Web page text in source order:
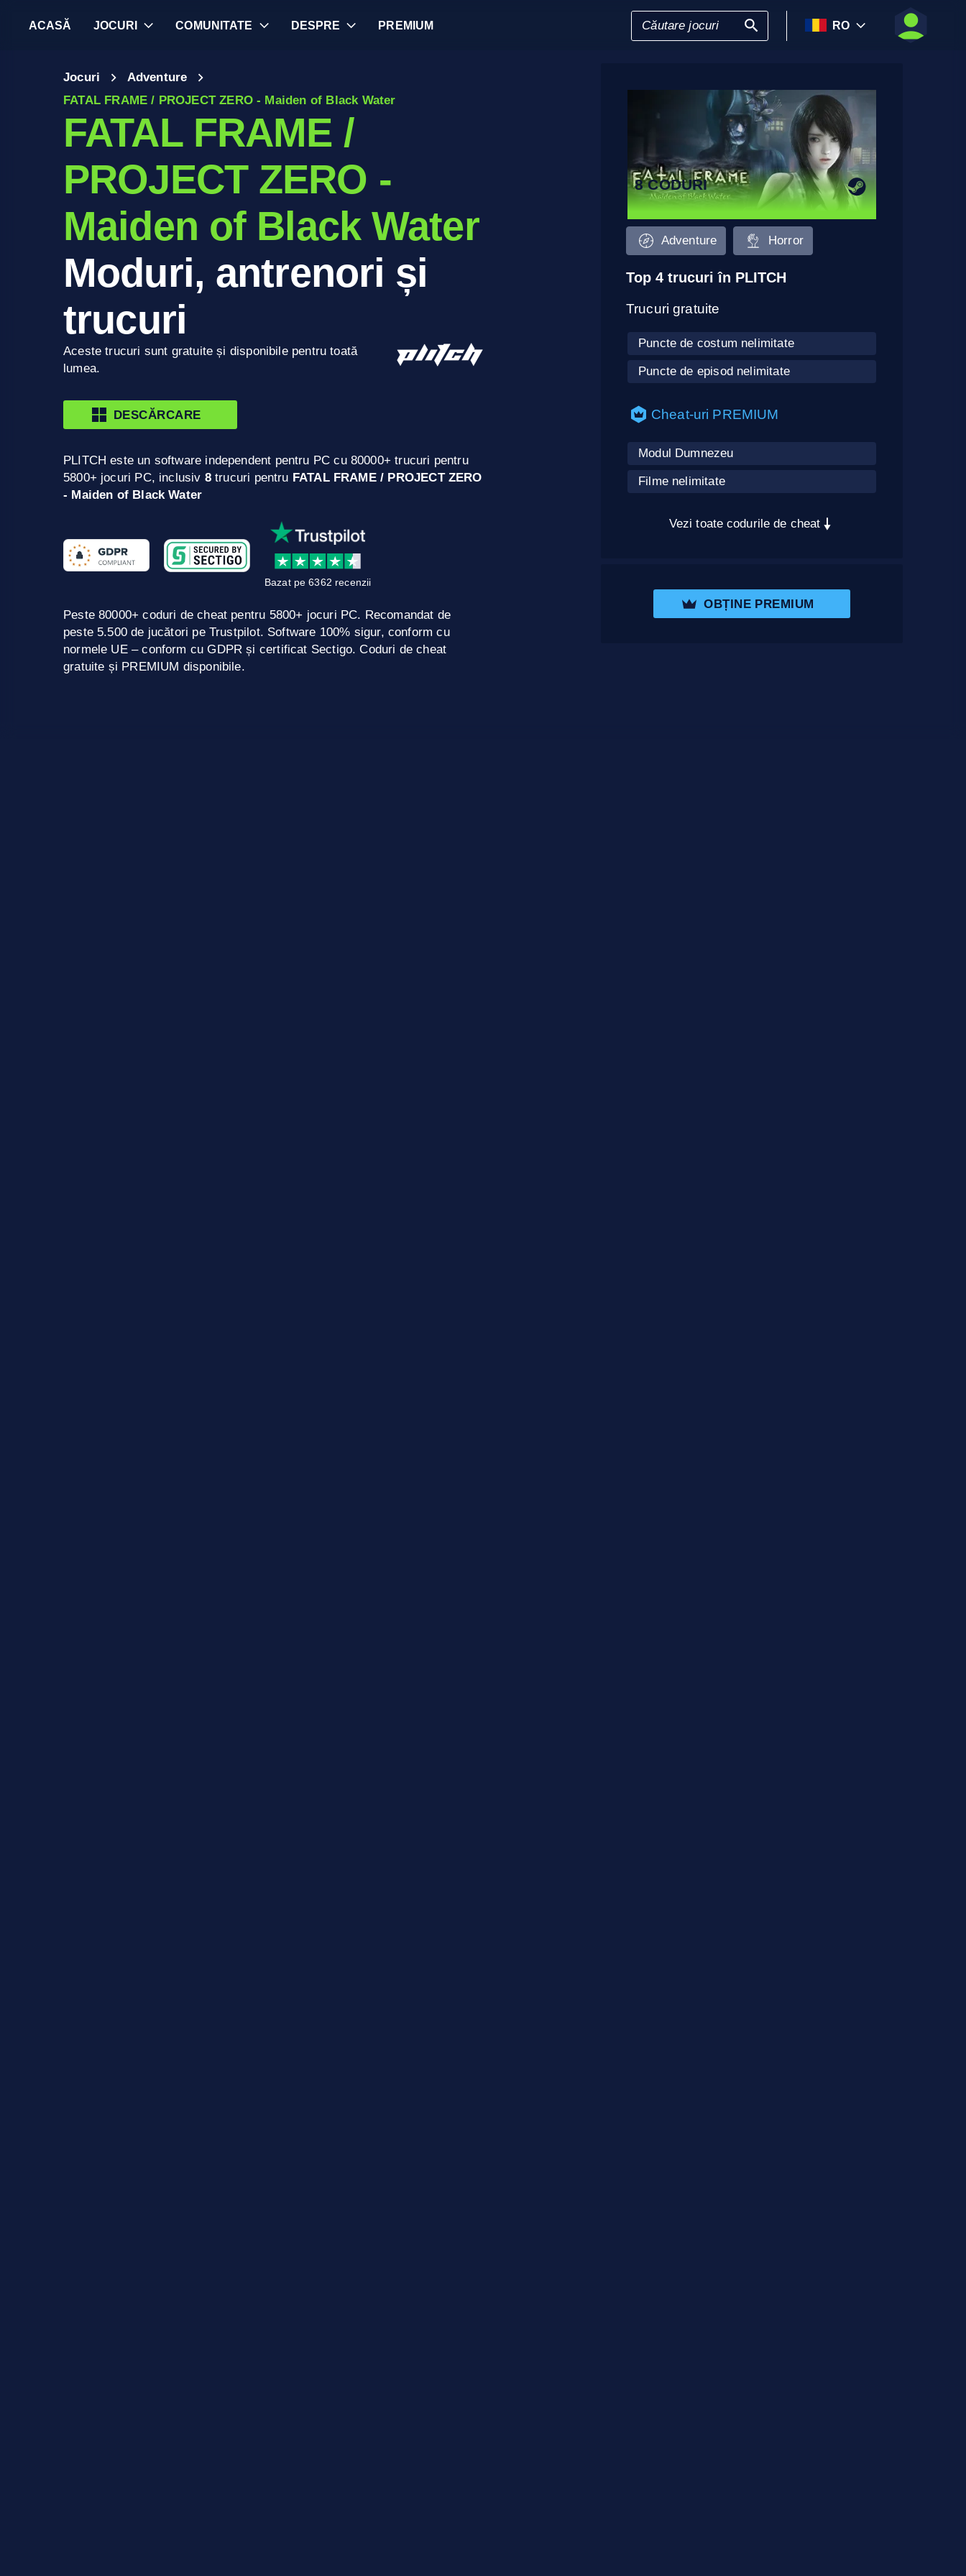
ACASĂ JOCURI COMUNITATE DESPRE PREMIUM RO
Jocuri
Adventure
FATAL FRAME / PROJECT ZERO - Maiden of Black Water
FATAL FRAME /
PROJECT ZERO -
Maiden of Black Water
Moduri, antrenori și
trucuri
Aceste trucuri sunt gratuite și disponibile pentru toată
lumea.
DESCĂRCARE
PLITCH este un software independent pentru PC cu 80000+ trucuri pentru
5800+ jocuri PC, inclusiv 8trucuri pentru FATAL FRAME / PROJECT ZERO
- Maiden of Black Water
Bazat pe 6362 recenzii
Peste 80000+ coduri de cheat pentru 5800+ jocuri PC. Recomandat de
peste 5.500 de jucători pe Trustpilot. Software 100% sigur, conform cu
normele UE – conform cu GDPR și certificat Sectigo. Coduri de cheat
gratuite și PREMIUM disponibile.
8 CODURI
Adventure Horror
Top 4 trucuri în PLITCH
Trucuri gratuite
Puncte de costum nelimitate
Puncte de episod nelimitate
Cheat-uri PREMIUM
Modul Dumnezeu
Filme nelimitate
Vezi toate codurile de cheat
OBȚINE PREMIUM